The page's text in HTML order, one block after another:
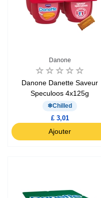
Danone
Danone Danette Saveur
Speculoos 4x125g
Chilled
£ 3,01
Ajouter